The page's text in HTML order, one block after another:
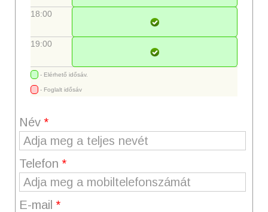
18:00
19:00
- Elérhető idősáv.
- Foglalt idősáv
Név *
Telefon *
E-mail *